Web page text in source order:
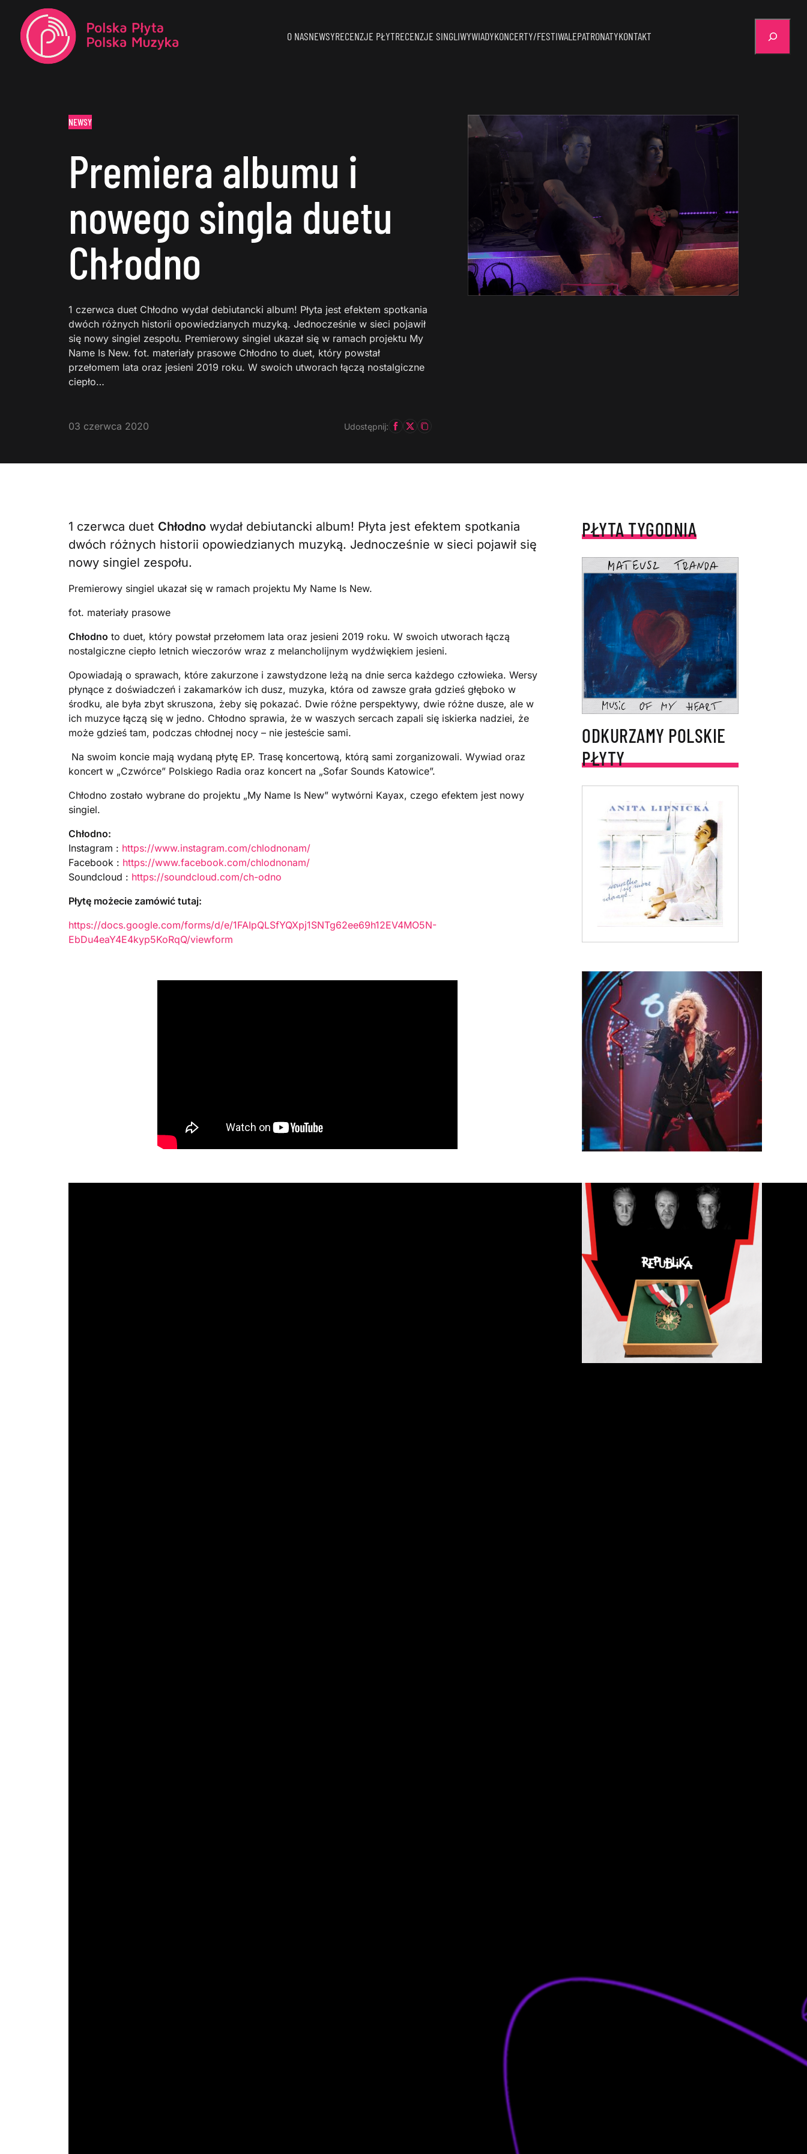
O NASNEWSYRECENZJE PŁYTRECENZJE SINGLIWYWIADYKONCERTY/FESTIWALEPATRONATYKONTAKT
NEWSY
Premiera albumu i
nowego singla duetu
Chłodno
1 czerwca duet Chłodno wydał debiutancki album! Płyta jest efektem spotkania
dwóch różnych historii opowiedzianych muzyką. Jednocześnie w sieci pojawił
się nowy singiel zespołu. Premierowy singiel ukazał się w ramach projektu My
Name Is New. fot. materiały prasowe Chłodno to duet, który powstał
przełomem lata oraz jesieni 2019 roku. W swoich utworach łączą nostalgiczne
ciepło…
03 czerwca 2020 Udostępnij:
1 czerwca duet Chłodno wydał debiutancki album! Płyta jest efektem spotkania
dwóch różnych historii opowiedzianych muzyką. Jednocześnie w sieci pojawił się
nowy singiel zespołu.
Premierowy singiel ukazał się w ramach projektu My Name Is New.
fot. materiały prasowe
Chłodno to duet, który powstał przełomem lata oraz jesieni 2019 roku. W swoich utworach łączą
nostalgiczne ciepło letnich wieczorów wraz z melancholijnym wydźwiękiem jesieni.
Opowiadają o sprawach, które zakurzone i zawstydzone leżą na dnie serca każdego człowieka. Wersy
płynące z doświadczeń i zakamarków ich dusz, muzyka, która od zawsze grała gdzieś głęboko w
środku, ale była zbyt skruszona, żeby się pokazać. Dwie różne perspektywy, dwie różne dusze, ale w
ich muzyce łączą się w jedno. Chłodno sprawia, że w waszych sercach zapali się iskierka nadziei, że
może gdzieś tam, podczas chłodnej nocy – nie jesteście sami.
Na swoim koncie mają wydaną płytę EP. Trasę koncertową, którą sami zorganizowali. Wywiad oraz
koncert w „Czwórce” Polskiego Radia oraz koncert na „Sofar Sounds Katowice”.
Chłodno zostało wybrane do projektu „My Name Is New” wytwórni Kayax, czego efektem jest nowy
singiel.
Chłodno:
Instagram : https://www.instagram.com/chlodnonam/
Facebook : https://www.facebook.com/chlodnonam/
Soundcloud : https://soundcloud.com/ch-odno
Płytę możecie zamówić tutaj:
https://docs.google.com/forms/d/e/1FAIpQLSfYQXpj1SNTg62ee69h12EV4MO5N-
EbDu4eaY4E4kyp5KoRqQ/viewform
PŁYTA TYGODNIA
ODKURZAMY POLSKIE
PŁYTY